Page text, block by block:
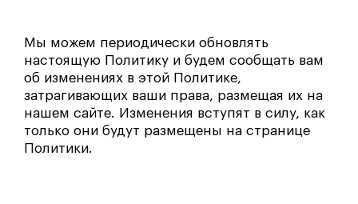
Мы можем периодически обновлять
настоящую Политику и будем сообщать вам
об изменениях в этой Политике,
затрагивающих ваши права, размещая их на
нашем сайте. Изменения вступят в силу, как
только они будут размещены на странице
Политики.